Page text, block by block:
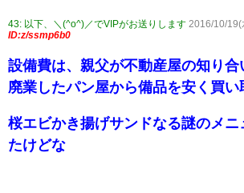
43: 以下、＼(^o^)／でVIPがお送りします 2016/10/19(
ID:z/ssmp6b0
設備費は、親父が不動産屋の知り合
廃業したパン屋から備品を安く買い
桜エビかき揚げサンドなる謎のメニ
たけどな